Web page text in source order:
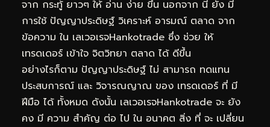
จาก กระทู้ ยาวๆ ให้ อ่าน ง่าย ขึ้น นอกจาก นี้ ยัง มี
การใช้ ปัญญาประดิษฐ์ วิเคราะห์ อารมณ์ ตลาด จาก
ข้อความ ใน เลเวอเรจHankotrade ซึ่ง ช่วย ให้
เทรดเดอร์ เข้าใจ จิตวิทยา ตลาด ได้ ดีขึ้น
อย่างไรก็ตาม ปัญญาประดิษฐ์ ไม่ สามารถ ทดแทน
ประสบการณ์ และ วิจารณญาณ ของ เทรดเดอร์ ที่ มี
ฝีมือ ได้ ทั้งหมด ดังนั้น เลเวอเรจHankotrade จะ ยัง
คง มี ความ สำคัญ ต่อ ไป ใน อนาคต สิ่ง ที่ จะ เปลี่ยน